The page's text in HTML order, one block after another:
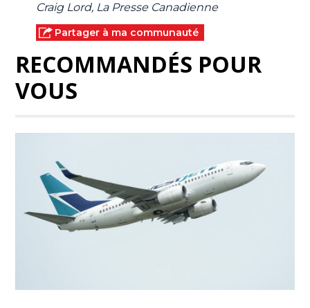
Craig Lord, La Presse Canadienne
Partager à ma communauté
RECOMMANDÉS POUR
VOUS